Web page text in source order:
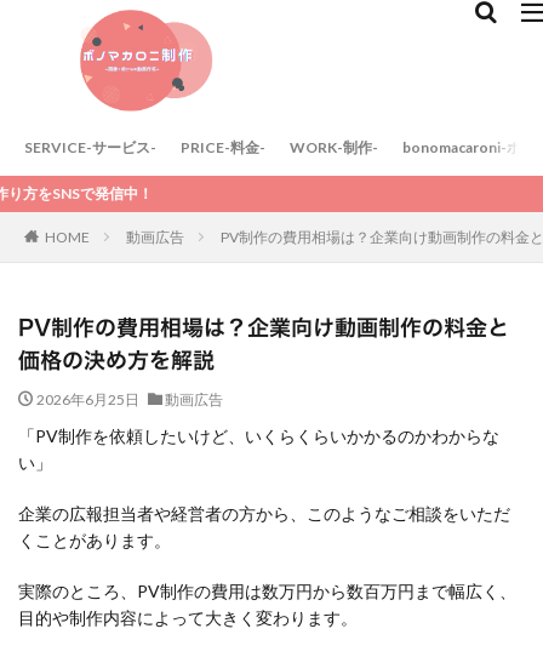
SERVICE-サービス- PRICE-料金- WORK-制作- bonomacaroni-ボノ
SNSで発信中！
HOME 動画広告 PV制作の費用相場は？企業向け動画制作の料金
PV制作の費用相場は？企業向け動画制作の料金と
価格の決め方を解説
2026年6月25日 動画広告
「PV制作を依頼したいけど、いくらくらいかかるのかわからな
い」
企業の広報担当者や経営者の方から、このようなご相談をいただ
くことがあります。
実際のところ、PV制作の費用は数万円から数百万円まで幅広く、
目的や制作内容によって大きく変わります。